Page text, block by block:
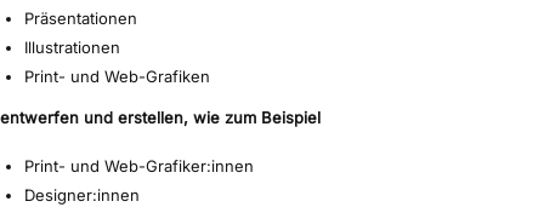
Präsentationen
Illustrationen
Print- und Web-Grafiken
entwerfen und erstellen, wie zum Beispiel
Print- und Web-Grafiker:innen
Designer:innen